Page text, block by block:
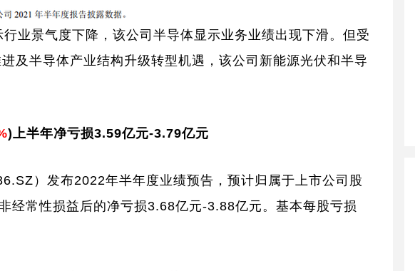
景气度下降，该公司半导体显示业务业绩出现下滑。但受
及半导体产业结构升级转型机遇，该公司新能源光伏和半导
)上半年净亏损3.59亿元-3.79亿元
）发布2022年半年度业绩预告，预计归属于上市公司股
经常性损益后的净亏损3.68亿元-3.88亿元。基本每股亏损